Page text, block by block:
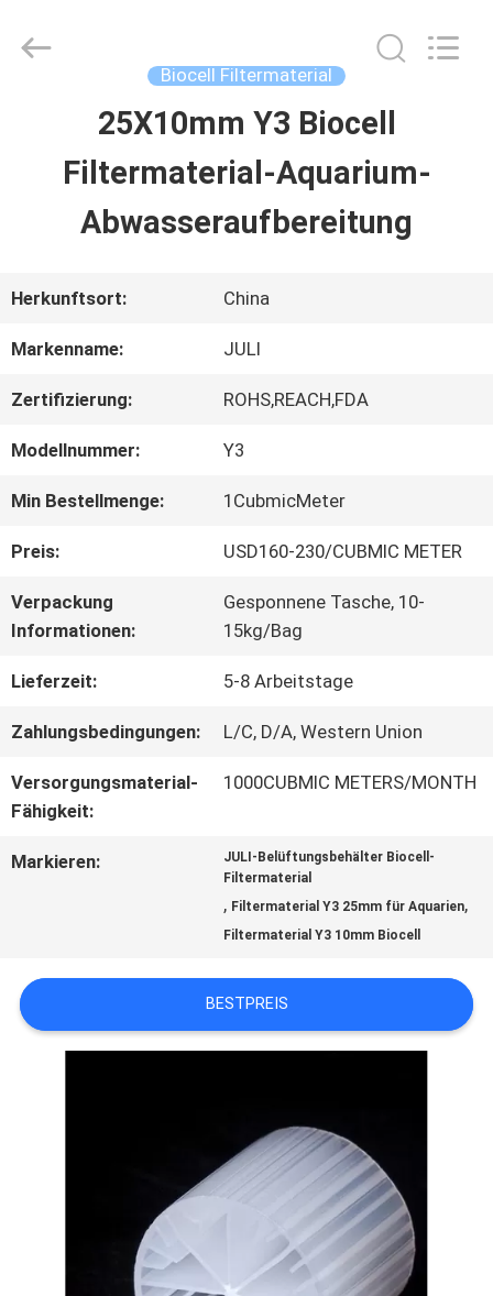
HAUSE
ÜBER
UNS
WERKSBESICHTIGUNG
QUALITÄTSKONTROLLE
KONTAKT
MIT
UNS
BITTE UM
EIN
SITEMAP
Plastic
CO.,LTD.
Biocell Filtermaterial
25X10mm Y3 Biocell
Filtermaterial-Aquarium-
Abwasseraufbereitung
Herkunftsort: China
Markenname: JULI
Zertifizierung: ROHS,REACH,FDA
Modellnummer: Y3
Min Bestellmenge: 1CubmicMeter
Preis: USD160-230/CUBMIC METER
Verpackung
Informationen:
Gesponnene Tasche, 10-
15kg/Bag
Lieferzeit: 5-8 Arbeitstage
Zahlungsbedingungen: L/C, D/A, Western Union
Versorgungsmaterial-
Fähigkeit:
1000CUBMIC METERS/MONTH
Markieren:
JULI-Belüftungsbehälter Biocell-
Filtermaterial
, Filtermaterial Y3 25mm für Aquarien,
Filtermaterial Y3 10mm Biocell
BESTPREIS